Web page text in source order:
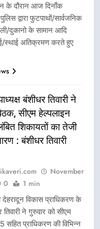
के दौरान आज दिनाँक
द्वारा फुटपाथों/सार्वजनिक
दुकानो के सामान आदि
स्थाई अतिक्रमण करते हुए
बंशीधर तिवारी ने
सीएम हेल्पलाइन
शिकायतों का तेजी
: बंशीधर तिवारी
November
0 1 min
देहरादून विकास प्राधिकरण के
तिवारी ने गुरुवार को सीएम
सहित प्राधिकरण की विभिन्न